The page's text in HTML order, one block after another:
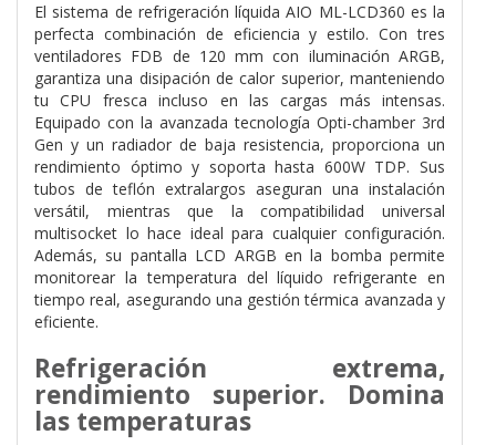
El sistema de refrigeración líquida AIO ML-LCD360 es la
perfecta combinación de eficiencia y estilo. Con tres
ventiladores FDB de 120 mm con iluminación ARGB,
garantiza una disipación de calor superior, manteniendo
tu CPU fresca incluso en las cargas más intensas.
Equipado con la avanzada tecnología Opti-chamber 3rd
Gen y un radiador de baja resistencia, proporciona un
rendimiento óptimo y soporta hasta 600W TDP. Sus
tubos de teflón extralargos aseguran una instalación
versátil, mientras que la compatibilidad universal
multisocket lo hace ideal para cualquier configuración.
Además, su pantalla LCD ARGB en la bomba permite
monitorear la temperatura del líquido refrigerante en
tiempo real, asegurando una gestión térmica avanzada y
eficiente.
Refrigeración extrema,
rendimiento superior. Domina
las temperaturas